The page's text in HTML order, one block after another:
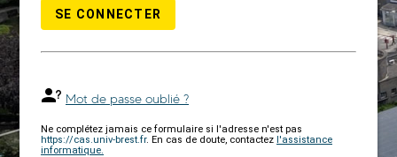
SE CONNECTER
Mot de passe oublié ?
Ne complétez jamais ce formulaire si l'adresse n'est pas
https://cas.univ-brest.fr. En cas de doute, contactez l'assistance
informatique.